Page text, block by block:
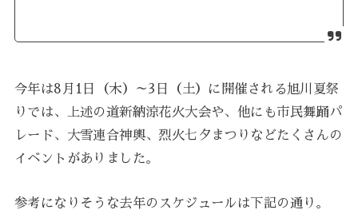
今年は8月1日（木）～3日（土）に開催される旭川夏祭
りでは、上述の道新納涼花火大会や、他にも市民舞踊パ
レード、大雪連合神輿、烈火七夕まつりなどたくさんの
イベントがありました。
参考になりそうな去年のスケジュールは下記の通り。